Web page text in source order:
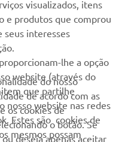
eventos especiais,
visualizados, itens
e produtos que comprou
seus interesses
lhe a opção
website (através do
que partilhe
nosso website nas redes
Estes são cookies de
mesmos possam
do nosso
de acordo com as
os cookies de
o botão. Se
deseja apenas aceitar